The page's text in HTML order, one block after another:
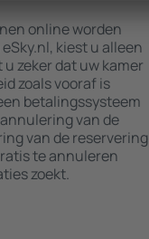
online worden
kiest u alleen
zeker dat uw kamer
zoals vooraf is
betalingssysteem
van de
van de reservering
te annuleren
zoekt.